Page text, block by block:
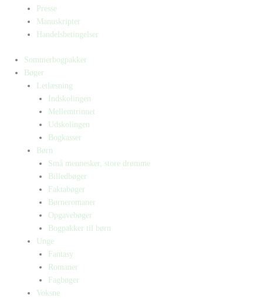
Presse
Manuskripter
Handelsbetingelser
Sommerbogpakker
Bøger
Letlæsning
Indskolingen
Mellemtrinnet
Udskolingen
Bogkasser
Børn
Små mennesker, store drømme
Billedbøger
Faktabøger
Børneromaner
Opgavebøger
Bogpakker til børn
Unge
Fantasy
Romaner
Fagbøger
Voksne